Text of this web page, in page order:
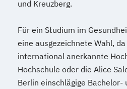
und Kreuzberg.
Für ein Studium im
eine ausgezeichnete Wahl,
international anerkannte
Hochschule oder die Alice
Berlin einschlägige Bachelor-